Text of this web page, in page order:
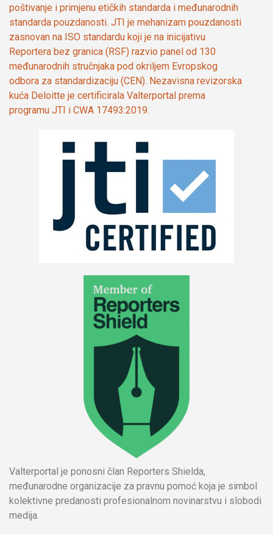
poštivanje i primjenu etičkih standarda i međunarodnih
standarda pouzdanosti. JTI je mehanizam pouzdanosti
zasnovan na ISO standardu koji je na inicijativu
Reportera bez granica (RSF) razvio panel od 130
međunarodnih stručnjaka pod okriljem Evropskog
odbora za standardizaciju (CEN). Nezavisna revizorska
kuća Deloitte je certificirala Valterportal prema
programu JTI i CWA 17493:2019.
Valterportal je ponosni član Reporters Shielda,
međunarodne organizacije za pravnu pomoć koja je simbol
kolektivne predanosti profesionalnom novinarstvu i slobodi
medija.